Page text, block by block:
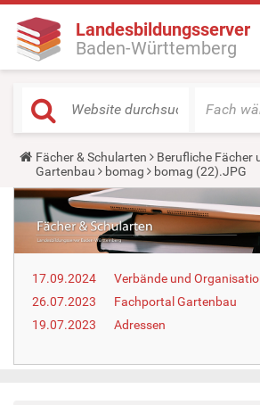
Landesbildungsserver
Baden-Württemberg
Fach
Y
o
u
a
e
h
e
e
:
Fächer & Schularten
Berufliche Fächer
Gartenbau
bomag bomag (22).JPG
17.09.2024
Verbände und
26.07.2023
Fachportal Gartenbau
19.07.2023
Adressen